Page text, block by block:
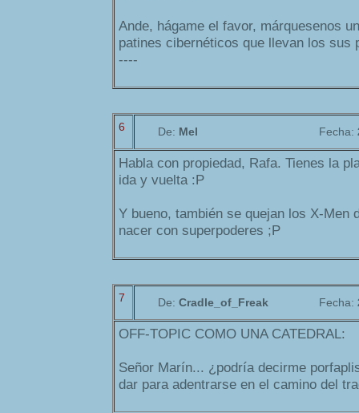
Ande, hágame el favor, márquesenos
patines cibernéticos que llevan los sus
----
6 De: Mel Fecha:
Habla con propiedad, Rafa. Tienes la
ida y vuelta :P
Y bueno, también se quejan los X-Men
nacer con superpoderes ;P
7 De: Cradle_of_Freak Fecha:
OFF-TOPIC COMO UNA CATEDRAL:
Señor Marín... ¿podría decirme
dar para adentrarse en el camino del